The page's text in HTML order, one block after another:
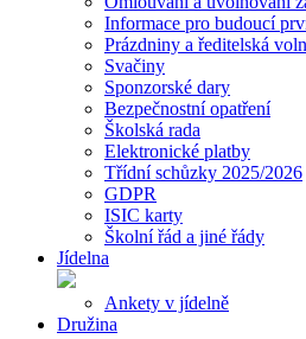
Informace pro budoucí
Prázdniny a ředitelská
Svačiny
Sponzorské dary
Bezpečnostní opatření
Školská rada
Elektronické platby
Třídní schůzky 2025/2026
GDPR
ISIC karty
Školní řád a jiné řády
Jídelna
Ankety v jídelně
Družina